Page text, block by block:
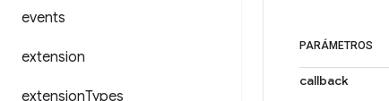
events
extension
extensionTypes
PARÁMETROS
callback